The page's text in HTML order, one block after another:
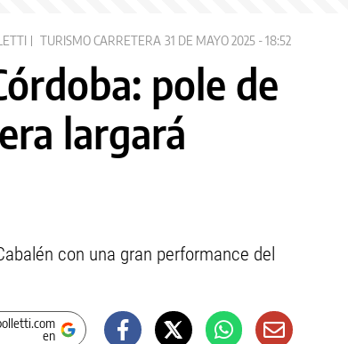
TURISMO CARRETERA 31 DE MAYO 2025 - 18:52
pole de
largará
con una gran performance del
en